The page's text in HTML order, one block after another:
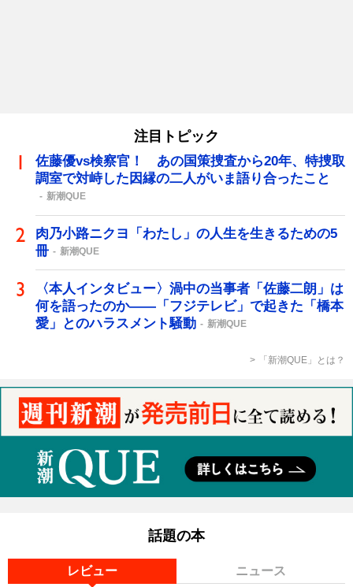
注目トピック
佐藤優vs検察官！ あの国策捜査から20年、特捜取
調室で対峙した因縁の二人がいま語り合ったこと
新潮QUE
肉乃小路ニクヨ「わたし」の人生を生きるための5
冊
新潮QUE
〈本人インタビュー〉渦中の当事者「佐藤二朗」は
何を語ったのか――「フジテレビ」で起きた「橋本
愛」とのハラスメント騒動
新潮QUE
「新潮QUE」とは？
話題の本
レビュー ニュース